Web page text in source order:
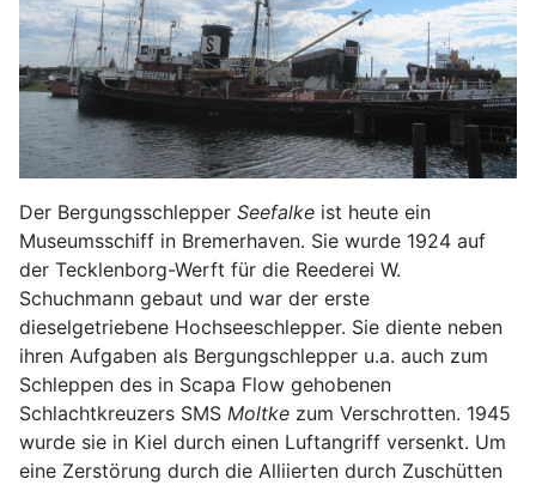
Der Bergungsschlepper Seefalke ist heute ein
Museumsschiff in Bremerhaven. Sie wurde 1924 auf
der Tecklenborg-Werft für die Reederei W.
Schuchmann gebaut und war der erste
dieselgetriebene Hochseeschlepper. Sie diente neben
ihren Aufgaben als Bergungschlepper u.a. auch zum
Schleppen des in Scapa Flow gehobenen
Schlachtkreuzers SMS Moltke zum Verschrotten. 1945
wurde sie in Kiel durch einen Luftangriff versenkt. Um
eine Zerstörung durch die Alliierten durch Zuschütten